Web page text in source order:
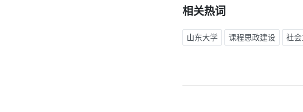
相关热词
山东大学 课程思政建设 社